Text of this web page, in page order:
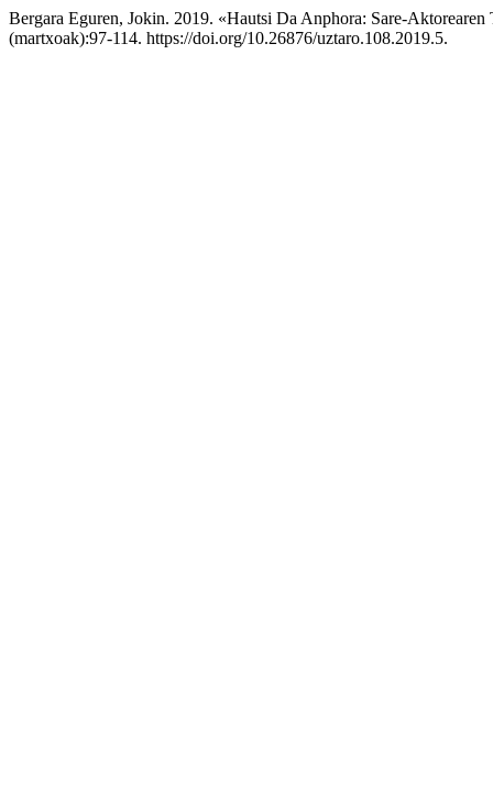
Bergara Eguren, Jokin. 2019. «Hautsi Da Anphora: Sare-
(martxoak):97-114. https://doi.org/10.26876/uztaro.108.2019.5.